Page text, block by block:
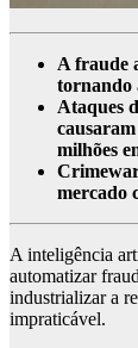
A fraude
tornando
Ataques
milhões
mercado
A inteligência
automatizar
industrializar a
impraticável.